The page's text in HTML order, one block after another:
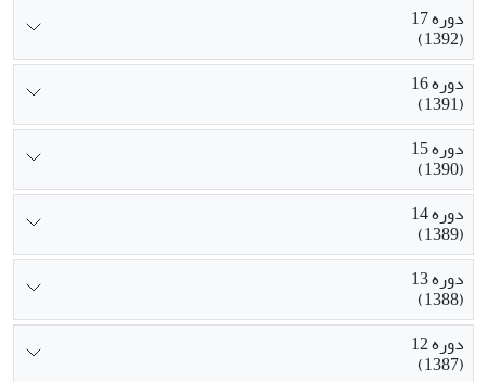
دوره 17
(1392)
دوره 16
(1391)
دوره 15
(1390)
دوره 14
(1389)
دوره 13
(1388)
دوره 12
(1387)